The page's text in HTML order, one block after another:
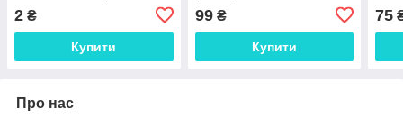
для проведення авто
(AWG 22-16)
2 ₴
Купити
конвертер для навушників
і аудіотехніки (стерео,
висока якіст
99₴
Купити
мм
75
Про нас